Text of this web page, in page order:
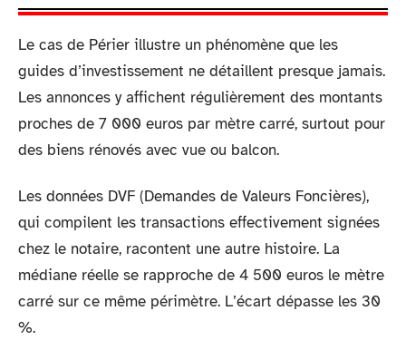
Le cas de Périer illustre un phénomène que les
guides d’investissement ne détaillent presque jamais.
Les annonces y affichent régulièrement des montants
proches de 7 000 euros par mètre carré, surtout pour
des biens rénovés avec vue ou balcon.
Les données DVF (Demandes de Valeurs Foncières),
qui compilent les transactions effectivement signées
chez le notaire, racontent une autre histoire. La
médiane réelle se rapproche de 4 500 euros le mètre
carré sur ce même périmètre. L’écart dépasse les 30
%.